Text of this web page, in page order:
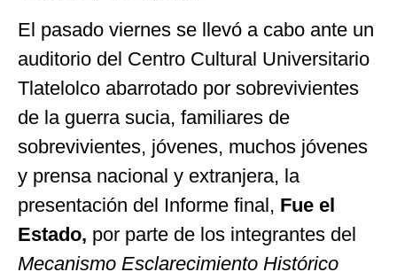
El pasado viernes se llevó a cabo ante un
auditorio del Centro Cultural Universitario
Tlatelolco abarrotado por sobrevivientes
de la guerra sucia, familiares de
sobrevivientes, jóvenes, muchos jóvenes
y prensa nacional y extranjera, la
presentación del Informe final, Fue el
Estado, por parte de los integrantes del
Mecanismo Esclarecimiento Histórico